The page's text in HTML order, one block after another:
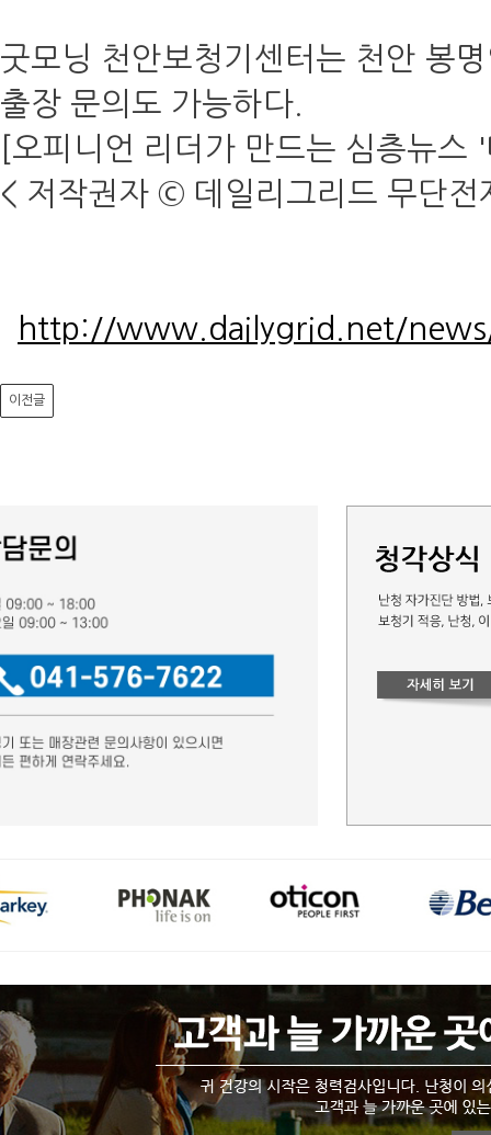
굿모닝 천안보청기센터는 천안 봉
출장 문의도 가능하다.
[오피니언 리더가 만드는 심층뉴
< 저작권자 © 데일리그리드 무단전
http://www.dailygrid.net/
이전글